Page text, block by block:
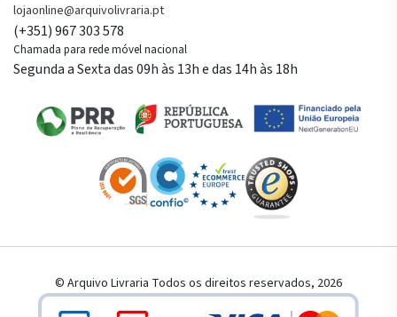
lojaonline@arquivolivraria.pt
(+351) 967 303 578
Chamada para rede móvel nacional
Segunda a Sexta das 09h às 13h e das 14h às 18h
© Arquivo Livraria Todos os direitos reservados, 2026